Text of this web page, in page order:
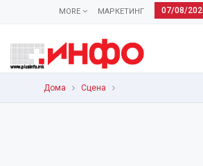
07/08/
МАРКЕТИНГ
MORE
Дома Сцена